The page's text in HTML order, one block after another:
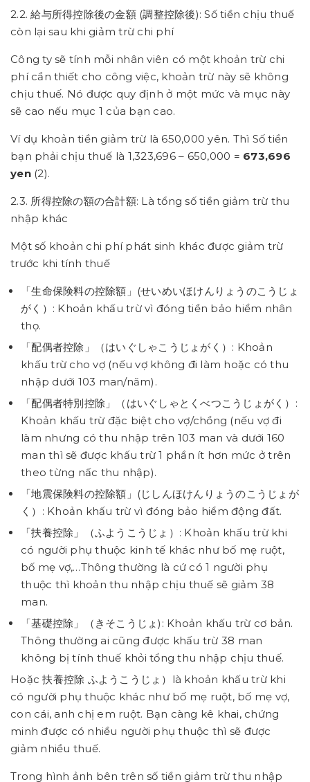
2.2. 給与所得控除後の金額 (調整控除後): Số tiền chịu thuế
còn lại sau khi giảm trừ chi phí
Công ty sẽ tính mỗi nhân viên có một khoản trừ chi
phí cần thiết cho công việc, khoản trừ này sẽ không
chịu thuế. Nó được quy định ở một mức và mục này
sẽ cao nếu mục 1 của bạn cao.
Ví dụ khoản tiền giảm trừ là 650,000 yên. Thì Số tiền
bạn phải chịu thuế là 1,323,696 – 650,000 = 673,696
yen(2).
2.3. 所得控除の額の合計額: Là tổng số tiền giảm trừ thu
nhập khác
Một số khoản chi phí phát sinh khác được giảm trừ
trước khi tính thuế
「生命保険料の控除額」(せいめいほけんりょうのこうじょ
がく）: Khoản khấu trừ vì đóng tiền bảo hiểm nhân
thọ.
「配偶者控除」（はいぐしゃこうじょがく）: Khoản
khấu trừ cho vợ (nếu vợ không đi làm hoặc có thu
nhập dưới 103 man/năm).
「配偶者特別控除」（はいぐしゃとくべつこうじょがく）:
Khoản khấu trừ đặc biệt cho vợ/chồng (nếu vợ đi
làm nhưng có thu nhập trên 103 man và dưới 160
man thì sẽ được khấu trừ 1 phần ít hơn mức ở trên
theo từng nấc thu nhập).
「地震保険料の控除額」(じしんほけんりょうのこうじょが
く）: Khoản khấu trừ vì đóng bảo hiểm động đất.
「扶養控除」（ふようこうじょ）: Khoản khấu trừ khi
có người phụ thuộc kinh tế khác như bố mẹ ruột,
bố mẹ vợ,…Thông thường là cứ có 1 người phụ
thuộc thì khoản thu nhập chịu thuế sẽ giảm 38
man.
「基礎控除」（きそこうじょ): Khoản khấu trừ cơ bản.
Thông thường ai cũng được khấu trừ 38 man
không bị tính thuế khỏi tổng thu nhập chịu thuế.
Hoặc 扶養控除 ふようこうじょ）là khoản khấu trừ khi
có người phụ thuộc khác như bố mẹ ruột, bố mẹ vợ,
con cái, anh chị em ruột. Bạn càng kê khai, chứng
minh được có nhiều người phụ thuộc thì sẽ được
giảm nhiều thuế.
Trong hình ảnh bên trên số tiền giảm trừ thu nhập